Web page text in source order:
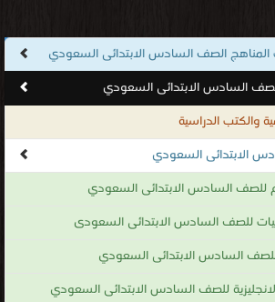
الصف السادس الابتدائى السعودي
السادس الابتدائى السعودي
والكتب الدراسية
الابتدائى السعودي
للصف السادس الابتدائى السعودي
للصف السادس الابتدائى السعودى
السادس الابتدائى السعودي
للصف السادس الابتدائى السعودي